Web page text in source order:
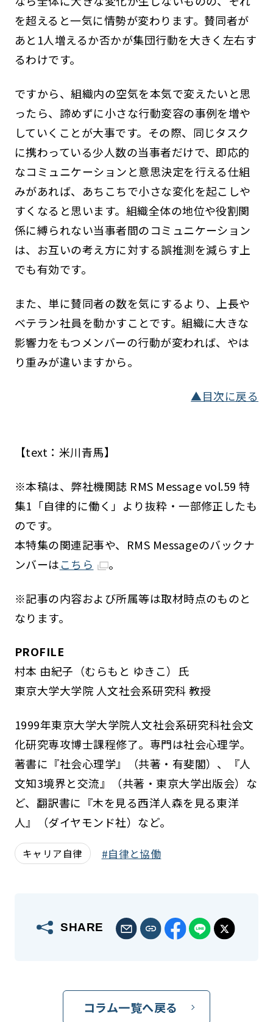
を超えると一気に情勢が変わります。賛同者が
あと1人増えるか否かが集団行動を大きく左右す
るわけです。
ですから、組織内の空気を本気で変えたいと思
ったら、諦めずに小さな行動変容の事例を増や
していくことが大事です。その際、同じタスク
に携わっている少人数の当事者だけで、即応的
なコミュニケーションと意思決定を行える仕組
みがあれば、あちこちで小さな変化を起こしや
すくなると思います。組織全体の地位や役割関
係に縛られない当事者間のコミュニケーション
は、お互いの考え方に対する誤推測を減らす上
でも有効です。
また、単に賛同者の数を気にするより、上長や
ベテラン社員を動かすことです。組織に大きな
影響力をもつメンバーの行動が変われば、やは
り重みが違いますから。
▲目次に戻る
【text：米川青馬】
※本稿は、弊社機関誌 RMS Message vol.59 特
集1「自律的に働く」より抜粋・一部修正したも
のです。
本特集の関連記事や、RMS Messageのバックナ
ンバーはこちら 。
※記事の内容および所属等は取材時点のものと
なります。
PROFILE
村本 由紀子（むらもと ゆきこ）氏
東京大学大学院 人文社会系研究科 教授
1999年東京大学大学院人文社会系研究科社会文
化研究専攻博士課程修了。専門は社会心理学。
著書に『社会心理学』（共著・有斐閣）、『人
文知3境界と交流』（共著・東京大学出版会）な
ど、翻訳書に『木を見る西洋人森を見る東洋
人』（ダイヤモンド社）など。
キャリア自律 自律と協働
SHARE
コラム一覧へ戻る